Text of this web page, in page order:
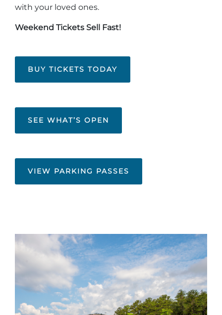
with your loved ones.
Weekend Tickets Sell Fast!
BUY TICKETS TODAY
SEE WHAT’S OPEN
VIEW PARKING PASSES